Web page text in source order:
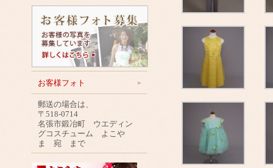
お客様フォト
郵送の場合は、
〒518-0714
名張市鍛冶町 ウエディン
グコスチューム よこや
ま 宛 まで